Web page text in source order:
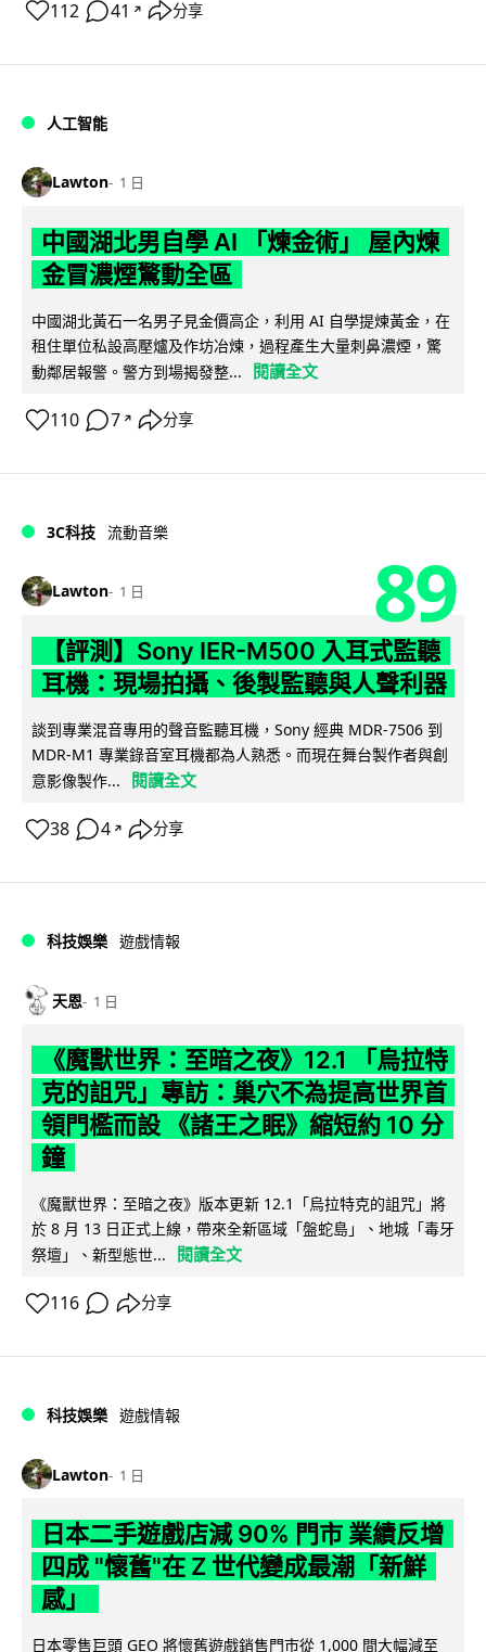
112 41 ↗ 分享
人工智能
Lawton 1 日
中國湖北男自學 AI 「煉金術」 屋內煉
金冒濃煙驚動全區
中國湖北黃石一名男子見金價高企，利用 AI 自學提煉黃金，在
租住單位私設高壓爐及作坊冶煉，過程產生大量刺鼻濃煙，驚
動鄰居報警。警方到場揭發整...
閱讀全文
110 7 ↗ 分享
3C科技 流動音樂
Lawton 1 日 89
【評測】Sony IER-M500 入耳式監聽
耳機：現場拍攝、後製監聽與人聲利器
談到專業混音專用的聲音監聽耳機，Sony 經典 MDR-7506 到
MDR-M1 專業錄音室耳機都為人熟悉。而現在舞台製作者與創
意影像製作...
閱讀全文
38 4 ↗ 分享
科技娛樂 遊戲情報
天恩 1 日
《魔獸世界：至暗之夜》12.1 「烏拉特
克的詛咒」專訪：巢穴不為提高世界首
領門檻而設 《諸王之眠》縮短約 10 分
鐘
《魔獸世界：至暗之夜》版本更新 12.1「烏拉特克的詛咒」將
於 8 月 13 日正式上線，帶來全新區域「盤蛇島」、地城「毒牙
祭壇」、新型態世...
閱讀全文
116 分享
科技娛樂 遊戲情報
Lawton 1 日
日本二手遊戲店減 90% 門市 業績反增
四成 "懷舊"在 Z 世代變成最潮「新鮮
感」
日本零售巨頭 GEO 將懷舊遊戲銷售門市從 1,000 間大幅減至